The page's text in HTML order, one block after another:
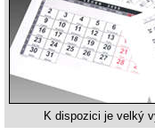
K dispozici je velký